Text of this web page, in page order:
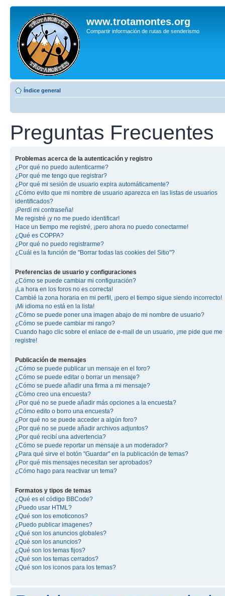
www.trotamontes.org
Compartir información de rutas de senderismo
Índice general
Preguntas Frecuentes
Problemas acerca de la autenticación y registro
¿Por qué no puedo autenticarme?
¿Por qué me tengo que registrar?
¿Por qué mi sesión de usuario expira automáticamente?
¿Cómo evito que mi nombre de usuario aparezca en las listas de usuarios
identificados?
¡Perdí mi contraseña!
Me registré ¡y no me puedo identificar!
Hace un tiempo me registré, ¡pero ahora no puedo conectarme!
¿Qué es COPPA?
¿Por qué no puedo registrarme?
¿Cuál es la función de "Borrar todas las cookies del Sitio"?
Preferencias de usuario y configuraciones
¿Cómo se puede cambiar mi configuración?
¡La hora en los foros no es correcta!
Cambié la zona horaria en mi perfil, ¡pero el tiempo sigue siendo incorrecto!
¡Mi idioma no está en la lista!
¿Cómo se puede poner una imagen abajo de mi nombre de usuario?
¿Cómo se puede cambiar mi rango?
Cuando hago clic sobre el enlace de e-mail de un usuario, ¡me pide que me
registre!
Publicación de mensajes
¿Cómo se puede publicar un mensaje en el foro?
¿Cómo se puede editar o borrar un mensaje?
¿Cómo se puede añadir una firma a mi mensaje?
¿Cómo creo una encuesta?
¿Por qué no se puede añadir más opciones a la encuesta?
¿Cómo edito o borro una encuesta?
¿Por qué no se puede acceder a algún foro?
¿Por qué no se puede añadir archivos adjuntos?
¿Por qué recibí una advertencia?
¿Cómo se puede reportar un mensaje a un moderador?
¿Para qué sirve el botón "Guardar" en la publicación de temas?
¿Por qué mis mensajes necesitan ser aprobados?
¿Cómo hago para reactivar un tema?
Formatos y tipos de temas
¿Qué es el código BBCode?
¿Puedo usar HTML?
¿Qué son los emoticonos?
¿Puedo publicar imagenes?
¿Qué son los anuncios globales?
¿Qué son los anuncios?
¿Qué son los temas fijos?
¿Qué son los temas cerrados?
¿Qué son los iconos para los temas?